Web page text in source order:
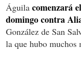
Águila comenzará
domingo contra
González de San
la que hubo muchos